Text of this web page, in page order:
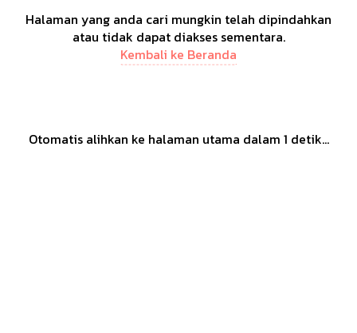
Halaman yang anda cari mungkin telah dipindahkan
atau tidak dapat diakses sementara.
Kembali ke Beranda
Otomatis alihkan ke halaman utama dalam 1 detik...